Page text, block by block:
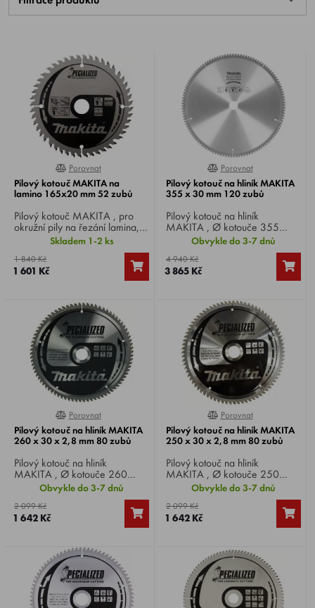
0%
Porovnat
Pilový kotouč MAKITA na
lamino 165x20 mm 52 zubů
Pilový kotouč MAKITA , pro
okružní pily na řezání lamina,
Ø kotouče 165 mm, tloušťka
kotouče 1 mm, Ø vrtání 20
mm, 52 zubů, tloušťka zubu
1,45 mm. Rychlý a velmi čistý
Skladem 1-2 ks
1 840 Kč
1 601 Kč
0%
Porovnat
Pilový kotouč na hliník MAKITA
355 x 30 mm 120 zubů
Pilový kotouč na hliník
MAKITA , Ø kotouče 355
mm, Ø vrtání 30 mm, 120
zubů, pro okružní, pokosové a
stolní pily.
Obvykle do 3-7 dnů
4 940 Kč
3 865 Kč
0%
Porovnat
Pilový kotouč na hliník MAKITA
260 x 30 x 2,8 mm 80 zubů
Pilový kotouč na hliník
MAKITA , Ø kotouče 260
mm, Ø vrtání 30 mm, 80 zubů,
tloušťka řezu 2,8 mm, pro
okružní, pokosové a stolní pily.
Obvykle do 3-7 dnů
2 099 Kč
1 642 Kč
0%
Porovnat
Pilový kotouč na hliník MAKITA
250 x 30 x 2,8 mm 80 zubů
Pilový kotouč na hliník
MAKITA , Ø kotouče 250
mm, Ø vrtání 30 mm, 80 zubů,
tloušťka řezu 2,8 mm, pro
okružní, pokosové a stolní pily.
Obvykle do 3-7 dnů
2 099 Kč
1 642 Kč